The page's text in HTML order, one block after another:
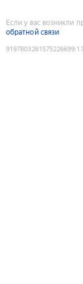
Если у вас возникли
обратной связи
9197803261575226699: